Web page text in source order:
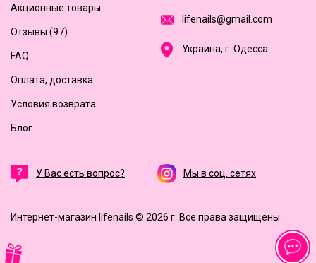
Акционные товары
Отзывы (97)
FAQ
Оплата, доставка
Условия возврата
Блог
ifenai s@gmai com
Украина, г. Одесса
У Вас есть вопрос? Мы в соц. сетях
Интернет-магазин lifenails © 2026 г. Все права защищены.